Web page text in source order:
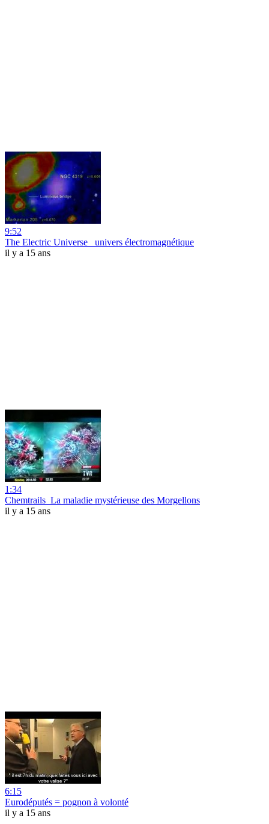
9:52
The Electric Universe_ univers électromagnétique
il y a 15 ans
1:34
Chemtrails_La maladie mystérieuse des Morgellons
il y a 15 ans
6:15
Eurodéputés = pognon à volonté
il y a 15 ans